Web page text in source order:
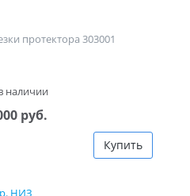
протектора 303001
наличии
руб.
Купить